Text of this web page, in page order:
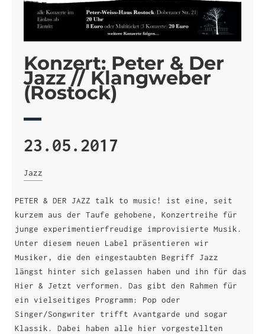
Konzert: Peter & Der
Jazz // Klangweber
(Rostock)
23.05.2017
Jazz
PETER & DER JAZZ talk to music! ist eine, seit
kurzem aus der Taufe gehobene, Konzertreihe für
junge experimentierfreudige improvisierte Musik.
Unter diesem neuen Label präsentieren wir
Musiker, die den eingestaubten Begriff Jazz
längst hinter sich gelassen haben und ihn für das
Hier & Jetzt verformen. Das gibt den Rahmen für
ein vielseitiges Programm: Pop oder
Singer/Songwriter trifft Avantgarde und sogar
Klassik. Dabei haben alle hier vorgestellten